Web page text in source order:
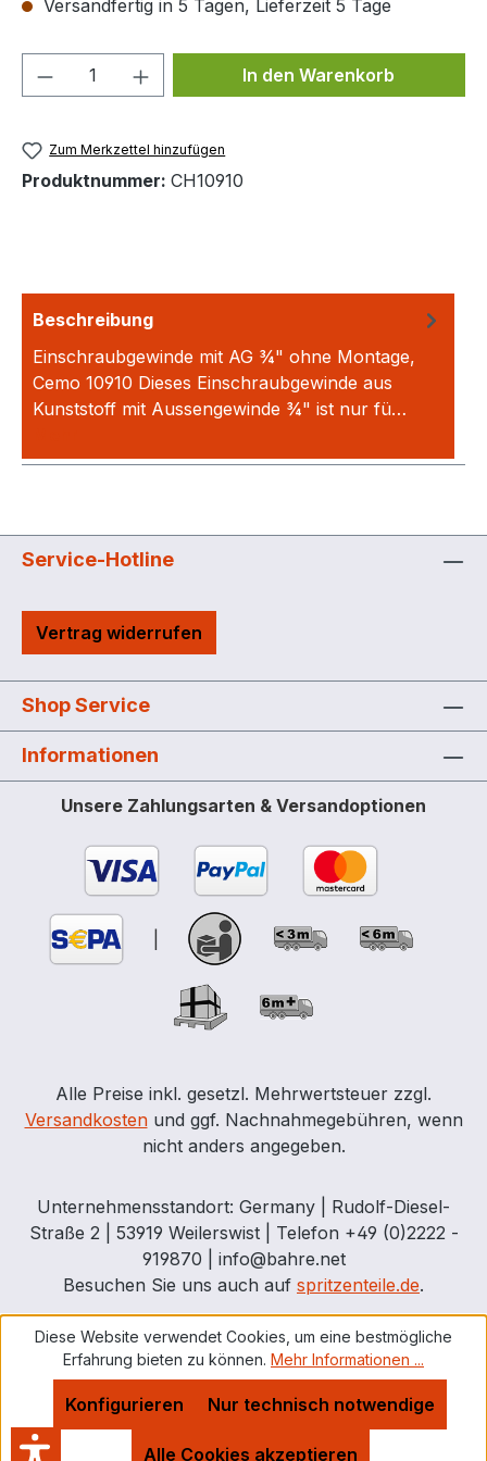
Versandfertig in 5 Tagen, Lieferzeit 5 Tage
Produkt Anzahl: Gib denIn den Warenkorb
Zum Merkzettel hinzufügen
Produktnummer: CH10910
Beschreibung
Einschraubgewinde mit AG ¾" ohne Montage,
Cemo 10910 Dieses Einschraubgewinde aus
Kunststoff mit Aussengewinde ¾" ist nur fü…
Service-Hotline
Vertrag widerrufen
Shop Service
Informationen
Unsere Zahlungsarten & Versandoptionen
Alle Preise inkl. gesetzl. Mehrwertsteuer zzgl.
Versandkostenund ggf. Nachnahmegebühren, wenn
nicht anders angegeben.
Unternehmensstandort: Germany | Rudolf-Diesel-
Straße 2 | 53919 Weilerswist | Telefon +49 (0)2222 -
919870 | info@bahre.net
Besuchen Sie uns auch auf spritzenteile.de.
Diese Website verwendet Cookies, um eine bestmögliche
Erfahrung bieten zu können. Mehr Informationen ...
Nur technisch notwendige
Konfigurieren
Alle Cookies akzeptieren